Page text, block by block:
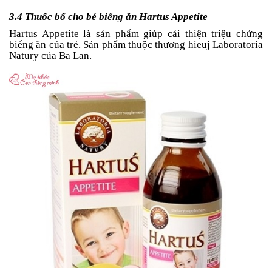
3.4 Thuốc bổ cho bé biếng ăn Hartus Appetite
Hartus Appetite là sản phẩm giúp cải thiện triệu chứng
biếng ăn của trẻ. Sản phẩm thuộc thương hieuj Laboratoria
Natury của Ba Lan.